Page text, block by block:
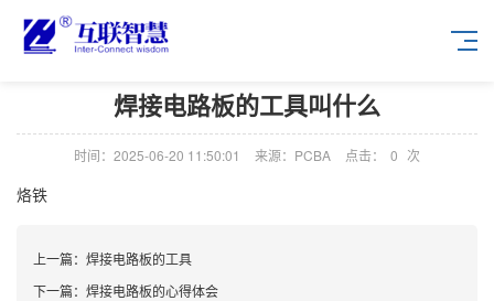
焊接电路板的工具叫什么
时间：2025-06-20 11:50:01 来源：PCBA 点击： 0 次
烙铁
上一篇： 焊接电路板的工具
下一篇： 焊接电路板的心得体会